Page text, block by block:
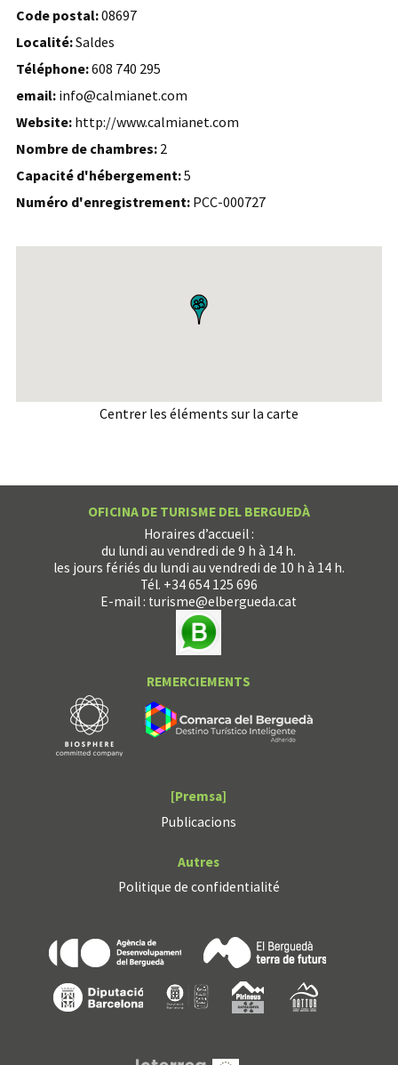
Code postal:08697
Localité:Saldes
Téléphone:608 740 295
email: info@calmianet.com
Website: http://www.calmianet.com
Nombre de chambres: 2
Capacité d'hébergement:5
Numéro d'enregistrement: PCC-000727
Centrer les éléments sur la carte
OFICINA DE TURISME DEL BERGUEDÀ
Horaires d’accueil :
du lundi au vendredi de 9 h à 14 h.
les jours fériés du lundi au vendredi de 10 h à 14 h.
Tél. +34 654 125 696
E-mail : turisme@elbergueda.cat
REMERCIEMENTS
[Premsa]
Publicacions
Autres
Politique de confidentialité